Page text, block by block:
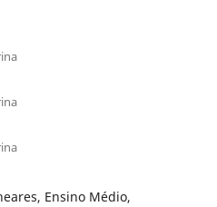
Ensino Médio,